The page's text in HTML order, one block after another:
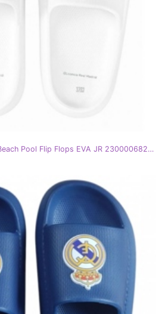
Real Madryt Real Madrid Beach Pool Flip Flops EVA JR 2300006820b Flip -Flops weiß